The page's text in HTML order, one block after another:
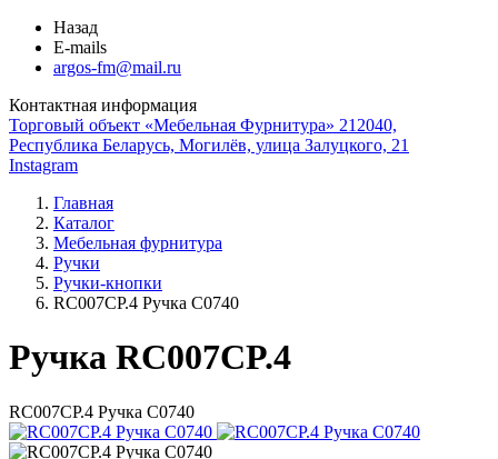
Назад
E-mails
argos-fm@mail.ru
Контактная информация
Торговый объект «Мебельная Фурнитура» 212040,
Республика Беларусь, Могилёв, улица Залуцкого, 21
Instagram
Главная
Каталог
Мебельная фурнитура
Ручки
Ручки-кнопки
RC007CP.4 Ручка С0740
Ручка RC007CP.4
RC007CP.4 Ручка С0740